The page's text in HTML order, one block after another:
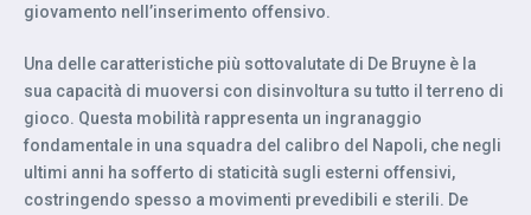
giovamento nell’inserimento offensivo.
Una delle caratteristiche più sottovalutate di De Bruyne è la
sua capacità di muoversi con disinvoltura su tutto il terreno di
gioco. Questa mobilità rappresenta un ingranaggio
fondamentale in una squadra del calibro del Napoli, che negli
ultimi anni ha sofferto di staticità sugli esterni offensivi,
costringendo spesso a movimenti prevedibili e sterili. De